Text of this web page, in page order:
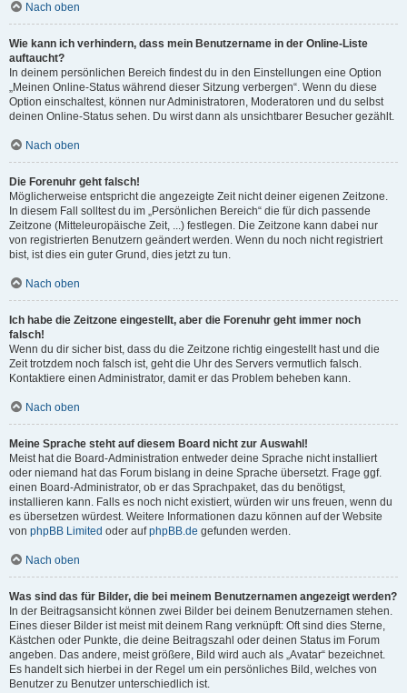
Nach oben
Wie kann ich verhindern, dass mein Benutzername in der Online-Liste
auftaucht?
In deinem persönlichen Bereich findest du in den Einstellungen eine Option
„Meinen Online-Status während dieser Sitzung verbergen“. Wenn du diese
Option einschaltest, können nur Administratoren, Moderatoren und du selbst
deinen Online-Status sehen. Du wirst dann als unsichtbarer Besucher gezählt.
Nach oben
Die Forenuhr geht falsch!
Möglicherweise entspricht die angezeigte Zeit nicht deiner eigenen Zeitzone.
In diesem Fall solltest du im „Persönlichen Bereich“ die für dich passende
Zeitzone (Mitteleuropäische Zeit, ...) festlegen. Die Zeitzone kann dabei nur
von registrierten Benutzern geändert werden. Wenn du noch nicht registriert
bist, ist dies ein guter Grund, dies jetzt zu tun.
Nach oben
Ich habe die Zeitzone eingestellt, aber die Forenuhr geht immer noch
falsch!
Wenn du dir sicher bist, dass du die Zeitzone richtig eingestellt hast und die
Zeit trotzdem noch falsch ist, geht die Uhr des Servers vermutlich falsch.
Kontaktiere einen Administrator, damit er das Problem beheben kann.
Nach oben
Meine Sprache steht auf diesem Board nicht zur Auswahl!
Meist hat die Board-Administration entweder deine Sprache nicht installiert
oder niemand hat das Forum bislang in deine Sprache übersetzt. Frage ggf.
einen Board-Administrator, ob er das Sprachpaket, das du benötigst,
installieren kann. Falls es noch nicht existiert, würden wir uns freuen, wenn du
es übersetzen würdest. Weitere Informationen dazu können auf der Website
von phpBB Limited oder aufphpBB.de gefunden werden.
Nach oben
Was sind das für Bilder, die bei meinem Benutzernamen angezeigt werden?
In der Beitragsansicht können zwei Bilder bei deinem Benutzernamen stehen.
Eines dieser Bilder ist meist mit deinem Rang verknüpft: Oft sind dies Sterne,
Kästchen oder Punkte, die deine Beitragszahl oder deinen Status im Forum
angeben. Das andere, meist größere, Bild wird auch als „Avatar“ bezeichnet.
Es handelt sich hierbei in der Regel um ein persönliches Bild, welches von
Benutzer zu Benutzer unterschiedlich ist.